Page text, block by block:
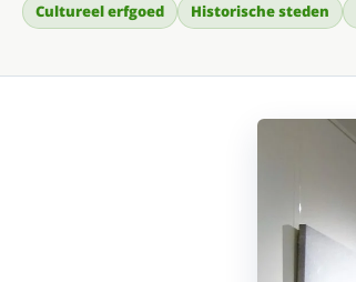
Cultureel erfgoed Historische steden